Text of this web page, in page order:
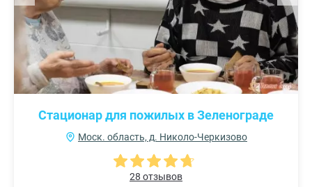
Стационар для пожилых в Зеленограде
Моск. область, д. Николо-Черкизово
28 отзывов